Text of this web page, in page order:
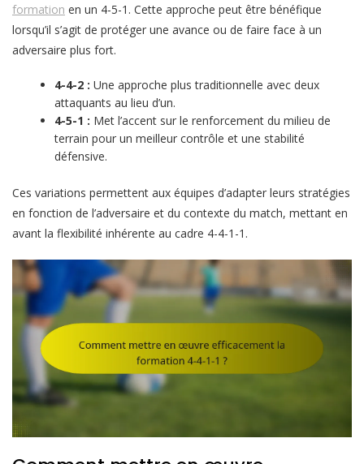
formation en un 4-5-1. Cette approche peut être bénéfique
lorsqu’il s’agit de protéger une avance ou de faire face à un
adversaire plus fort.
4-4-2 : Une approche plus traditionnelle avec deux
attaquants au lieu d’un.
4-5-1 : Met l’accent sur le renforcement du milieu de
terrain pour un meilleur contrôle et une stabilité
défensive.
Ces variations permettent aux équipes d’adapter leurs stratégies
en fonction de l’adversaire et du contexte du match, mettant en
avant la flexibilité inhérente au cadre 4-4-1-1.